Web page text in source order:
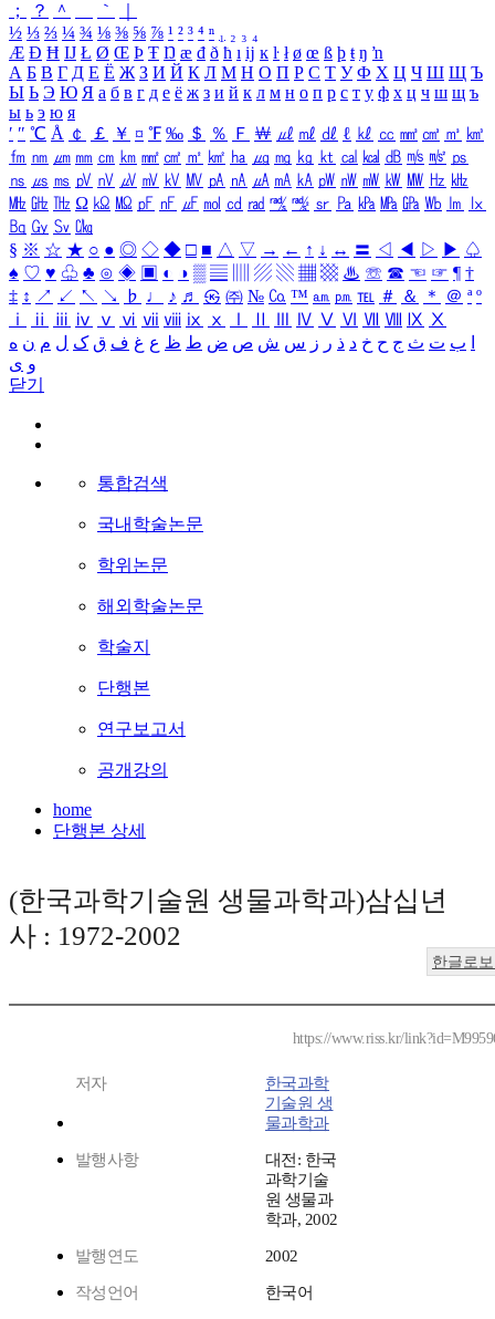
；
？ ＾ ｀
½ ⅓ ⅔ ¼ ¾ ⅛ ⅜ ⅝ ⅞ ¹ ² ³ ⁴ ⁿ ₁ ₂ ₃ ₄
Æ Ð Ħ Ĳ Ł Ø Œ Þ Ŧ Ŋ æ đ ð ħ ı ĳ ĸ ŀ ł ø œ ß þ ŧ ŋ ŉ
А Б В Г Д Е Ё Ж З И Й К Л М Н О П Р С Т У Ф Х Ц Ч Ш Щ Ъ
Ы Ь Э Ю Я а б в г д е ё ж з и й к л м н о п р с т у ф х ц ч ш щ ъ
ы ь э ю я
′ ″ ℃ Å ￠ ￡ ￥ ¤ ℉ ‰ ＄ ％ Ｆ ￦ ㎕ ㎖ ㎗ ℓ ㎘ ㏄ ㎣ ㎤ ㎥ ㎦
㎙ ㎚ ㎛ ㎜ ㎝ ㎞ ㎟ ㎠ ㎡ ㎢ ㏊ ㎍ ㎎ ㎏ ㏏ ㎈ ㎉ ㏈ ㎧ ㎨ ㎰
㎱ ㎲ ㎳ ㎴ ㎵ ㎶ ㎷ ㎸ ㎹ ㎀ ㎁ ㎂ ㎃ ㎄ ㎺ ㎻ ㎽ ㎾ ㎿ ㎐ ㎑
㎒ ㎓ ㎔ Ω ㏀ ㏁ ㎊ ㎋ ㎌ ㏖ ㏅ ㎭ ㎮ ㎯ ㏛ ㎩ ㎪ ㎫ ㎬ ㏝ ㏐
㏓
㏃ ㏉ ㏜ ㏆
§ ※ ☆ ★ ○ ● ◎ ◇ ◆ □ ■ △ ▽ → ← ↑ ↓ ↔ 〓 ◁ ◀ ▷ ▶ ♤
♠ ♡ ♥ ♧ ♣ ⊙ ◈ ▣ ◐ ◑ ▒ ▤ ▨ ▧ ▦ ▩ ♨ ☏ ☎ ☜ ☞ ¶ †
‡ ↕ ↗ ↙ ↖ ↘ ♭ ♩ ♪ ♬ ㉿ ㈜ № ㏇ ™ ㏂ ㏘ ℡ ＃ ＆ ＊ ＠ ª º
ⅰ
ⅱ ⅲ ⅳ ⅴ ⅵ ⅶ ⅷ ⅸ ⅹ Ⅳ Ⅴ Ⅵ Ⅶ Ⅷ Ⅸ Ⅹ
ب ت ث ج ح خ د ذ ر ز س ش ص ض ط ظ ع غ ف ق ک ل م ن ه
و ی
닫기
통합검색
국내학술논문
학위논문
해외학술논문
학술지
단행본
연구보고서
공개강의
home
단행본 상세
(한국과학기술원 생물과학과)삼십년
사 : 1972-2002
한글로
https://www.riss.kr/
저자
한국과학
기술원 생
물과학과
발행사항
대전: 한국
과학기술
원 생물과
학과, 2002
발행연도 2002
작성언어 한국어